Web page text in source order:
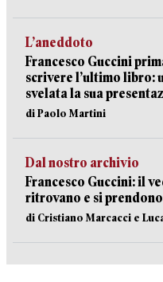
L’aneddoto
Francesco Guccini
scrivere l’ultimo libro:
svelata la sua
di Paolo Martini
Dal nostro archivio
Francesco Guccini: il
ritrovano e si
di Cristiano Marcacci e